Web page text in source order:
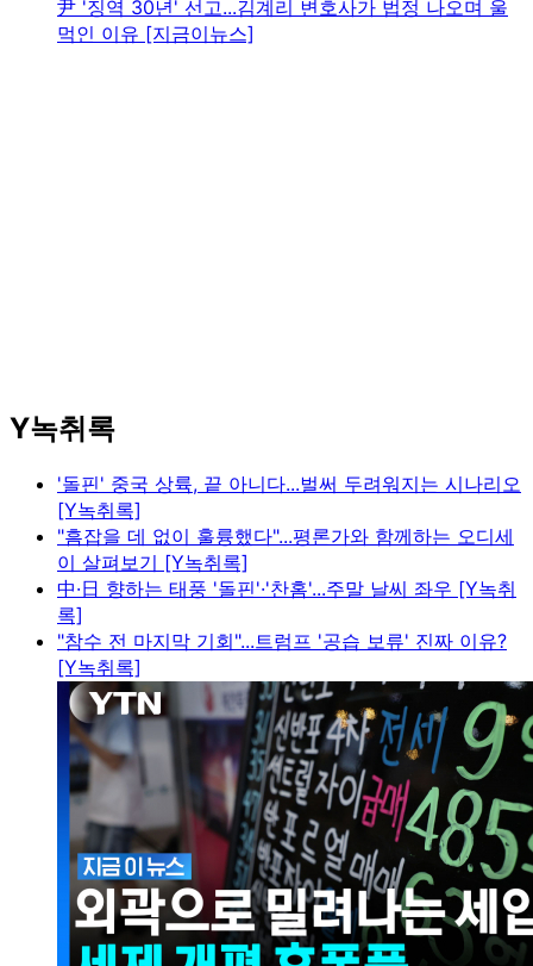
尹 '징역 30년' 선고...김계리 변호사가 법정 나오며 울
먹인 이유 [지금이뉴스]
Y녹취록
'돌핀' 중국 상륙, 끝 아니다...벌써 두려워지는 시나리오
[Y녹취록]
"흠잡을 데 없이 훌륭했다"...평론가와 함께하는 오디세
이 살펴보기 [Y녹취록]
中·日 향하는 태풍 '돌핀'·'찬홈'...주말 날씨 좌우 [Y녹취
록]
"참수 전 마지막 기회"...트럼프 '공습 보류' 진짜 이유?
[Y녹취록]